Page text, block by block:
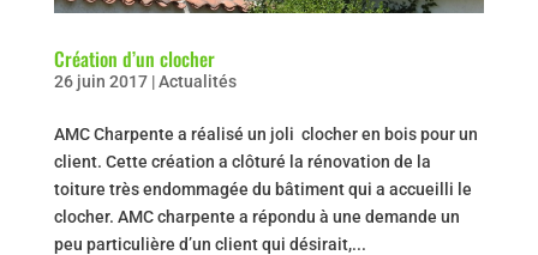
Création d’un clocher
26 juin 2017|Actualités
AMC Charpente a réalisé un joli clocher en bois pour un
client. Cette création a clôturé la rénovation de la
toiture très endommagée du bâtiment qui a accueilli le
clocher. AMC charpente a répondu à une demande un
peu particulière d’un client qui désirait,...